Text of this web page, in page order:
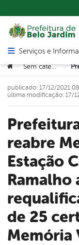
Abrir menu
Serviços e
Você está aqui:
> Sem categoria >
Prefeitura de Belo Jardim
reabre
Estação
Ramalho
de 25
Memória
publicado: 17/12/2021
última modificação: 17/